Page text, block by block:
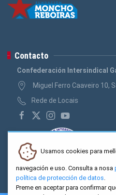
Contacto
Confederación Intersindical
Miguel Ferro Caaveiro 10,
Rede de Locais
Usamos cookies para
navegación e uso. Consulta a nosa
política de protección de datos.
Preme en aceptar para confirmar